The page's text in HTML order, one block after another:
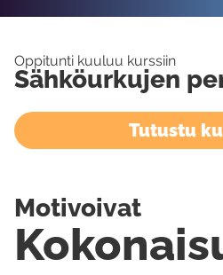
Oppitunti kuuluu kurssiin
Sähköurkujen
Tutustu
Motivoivat